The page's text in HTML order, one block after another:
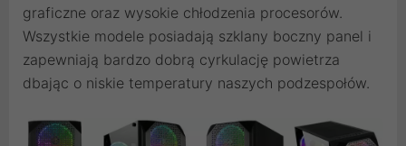
graficzne oraz wysokie chłodzenia procesorów.
Wszystkie modele posiadają szklany boczny panel i
zapewniają bardzo dobrą cyrkulację powietrza
dbając o niskie temperatury naszych podzespołów.